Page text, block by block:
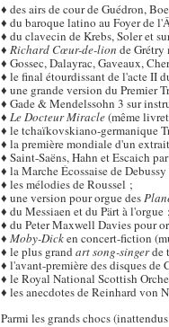
♦ des airs de cour de Guédron,
♦ du baroque latino au Foyer de
♦ du clavecin de Krebs, Soler et
♦Richard Cœur-de-lion de Grétry
♦ Gossec, Dalayrac, Gaveaux,
♦ le final étourdissant de l'acte II
♦ une grande version du Premier
♦ Gade & Mendelssohn 3 sur
♦Le Docteur Miracle(même
♦ le tchaïkovskiano-germanique
♦ la première mondiale d'un
♦ Saint-Saëns, Hahn et Escaich
♦ la Marche Écossaise de
♦ les mélodies de Roussel ;
♦ une version pour orgue des
♦ du Messiaen et du Pärt à l'orgue ;
♦ du Peter Maxwell Davies pour
♦Moby-Dicken concert-fiction
♦ le plus grandart song-singerde
♦ l'avant-première des disques
♦ le Royal National Scottish
♦ les anecdotes de Reinhard von
Parmi les grands chocs